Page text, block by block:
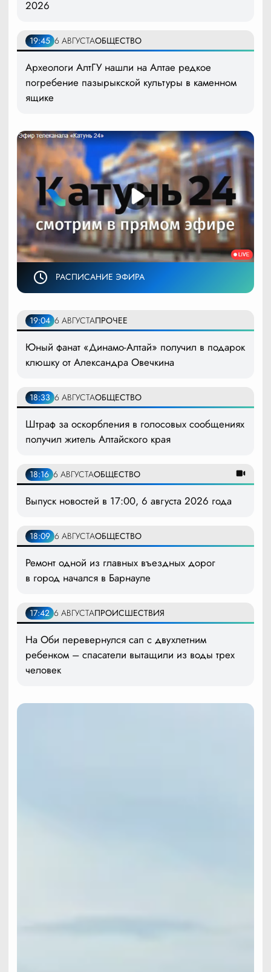
2026
19:45 6 АВГУСТАОБЩЕСТВО
Археологи АлтГУ нашли на Алтае редкое
погребение пазырыкской культуры в каменном
ящике
РАСПИСАНИЕ ЭФИРА
19:04 6 АВГУСТАПРОЧЕЕ
Юный фанат «Динамо-Алтай» получил в подарок
клюшку от Александра Овечкина
18:33 6 АВГУСТАОБЩЕСТВО
Штраф за оскорбления в голосовых сообщениях
получил житель Алтайского края
18:16 6 АВГУСТАОБЩЕСТВО
Выпуск новостей в 17:00, 6 августа 2026 года
18:09 6 АВГУСТАОБЩЕСТВО
Ремонт одной из главных въездных дорог
в город начался в Барнауле
17:42 6 АВГУСТАПРОИСШЕСТВИЯ
На Оби перевернулся сап с двухлетним
ребенком – спасатели вытащили из воды трех
человек